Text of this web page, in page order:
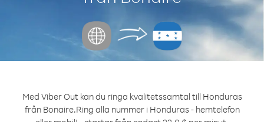
Med Viber Out kan du ringa kvalitetssamtal till Honduras
från Bonaire.Ring alla nummer i Honduras - hemtelefon